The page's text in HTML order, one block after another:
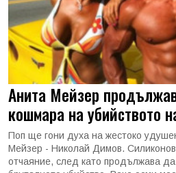
Анита Мейзер
кошмара на убийството
Поп ще гони духа на жестоко
Мейзер - Николай Димов.
отчаяние, след като продължава